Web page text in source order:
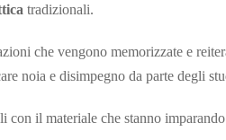
tradizionali.
che vengono memorizzate e
noia e disimpegno da parte degli
con il materiale che stanno